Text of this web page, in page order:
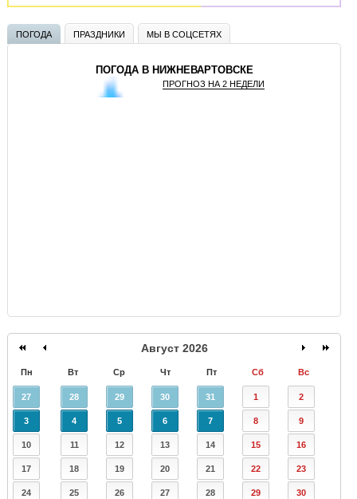
ПОГОДА ПРАЗДНИКИ МЫ В СОЦСЕТЯХ
ПОГОДА В НИЖНЕВАРТОВСКЕ
ПРОГНОЗ НА 2 НЕДЕЛИ
Август 2026
Пн Вт Ср Чт Пт Сб Вс
27 28 29 30 31 1 2
3 4 5 6 7 8 9
10 11 12 13 14 15 16
17 18 19 20 21 22 23
24 25 26 27 28 29 30